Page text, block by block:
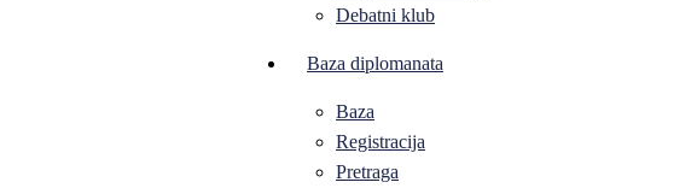
Debatni klub
Baza diplomanata
Baza
Registracija
Pretraga